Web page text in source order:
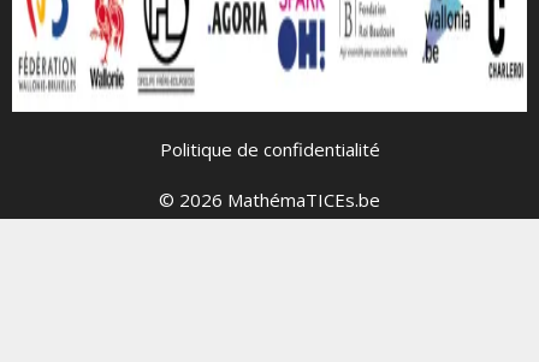
Politique de confidentialité
© 2026 MathémaTICEs.be